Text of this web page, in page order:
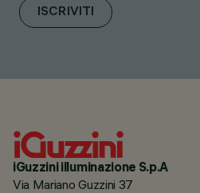
ISCRIVITI
iGuzzini illuminazione S.p.A
Via Mariano Guzzini 37